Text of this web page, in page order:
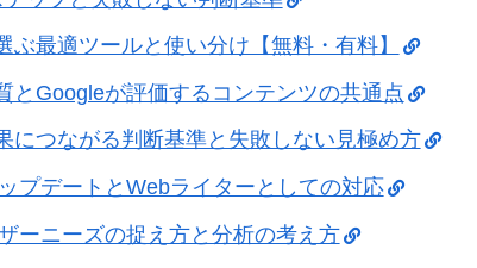
最適ツールと使い分け【無料・有料】
とGoogleが評価するコンテンツの共通点
につながる判断基準と失敗しない見極め方
プデートとWebライターとしての対応
ーニーズの捉え方と分析の考え方